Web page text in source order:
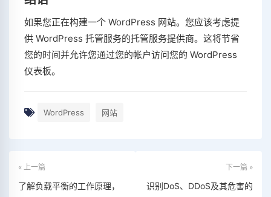
如果您正在构建一个 WordPress 网站。您应该考虑提
供 WordPress 托管服务的托管服务提供商。这将节省
您的时间并允许您通过您的帐户访问您的 WordPress
仪表板。
WordPress 网站
« 上一篇
了解负载平衡的工作原理，
下一篇 »
识别DoS、DDoS及其危害的